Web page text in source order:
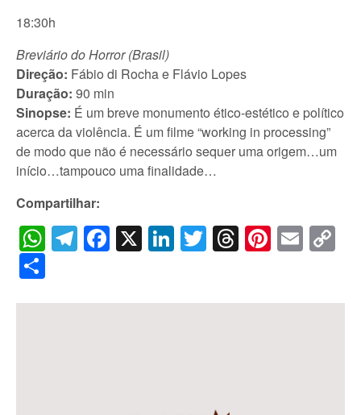
18:30h
Breviário do Horror (Brasil)
Direção: Fábio di Rocha e Flávio Lopes
Duração: 90 min
Sinopse: É um breve monumento ético-estético e político
acerca da violência. É um filme “working in processing”
de modo que não é necessário sequer uma origem…um
início…tampouco uma finalidade…
Compartilhar:
WhatsApp
Telegram
Facebook
X LinkedIn
Twitter
Threads